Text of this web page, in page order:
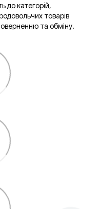
до категорій,
товарів
та обміну.